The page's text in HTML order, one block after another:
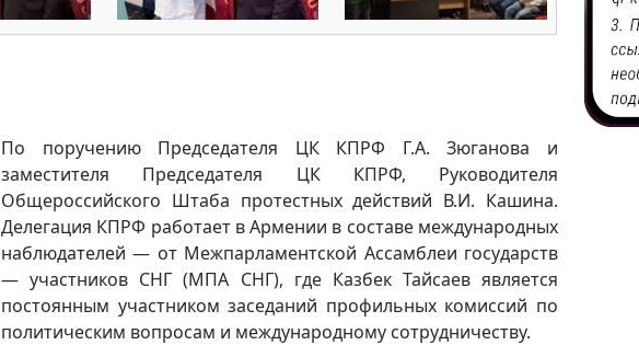
По поручению Председателя ЦК КПРФ Г.А. Зюганова и
заместителя Председателя ЦК КПРФ, Руководителя
Общероссийского Штаба протестных действий В.И. Кашина.
Делегация КПРФ работает в Армении в составе международных
наблюдателей — от Межпарламентской Ассамблеи государств
— участников СНГ (МПА СНГ), где Казбек Тайсаев является
постоянным участником заседаний профильных комиссий по
политическим вопросам и международному сотрудничеству.